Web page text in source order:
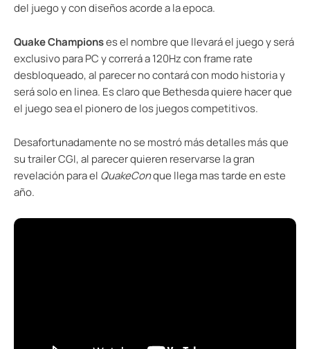
del juego y con diseños acorde a la epoca.
Quake Championses el nombre que llevará el juego y será
exclusivo para PC y correrá a 120Hz con frame rate
desbloqueado, al parecer no contará con modo historia y
será solo en linea. Es claro que Bethesda quiere hacer que
el juego sea el pionero de los juegos competitivos.
Desafortunadamente no se mostró más detalles más que
su trailer CGI, al parecer quieren reservarse la gran
revelación para el QuakeConque llega mas tarde en este
año.